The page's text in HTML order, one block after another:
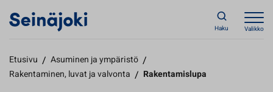
Haku Valikko
Etusivu / Asuminen ja ympäristö /
Rakentaminen, luvat ja valvonta / Rakentamislupa